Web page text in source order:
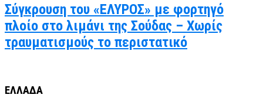
Σύγκρουση του «ΕΛΥΡΟΣ» με φορτηγό
πλοίο στο λιμάνι της Σούδας – Χωρίς
τραυματισμούς το περιστατικό
ΕΛΛΑΔΑ